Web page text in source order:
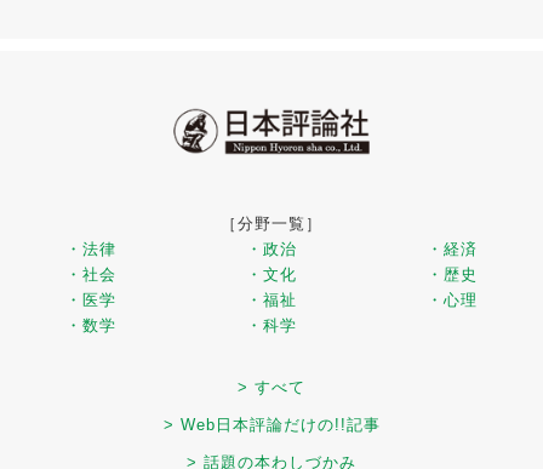
［分野一覧］
・法律
・政治
・経済
・社会
・文化
・歴史
・医学
・福祉
・心理
・数学
・科学
> すべて
> Web日本評論だけの!!記事
> 話題の本わしづかみ